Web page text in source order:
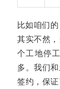
比如咱们的
其实不然
个工地停
多。我们
签约，保